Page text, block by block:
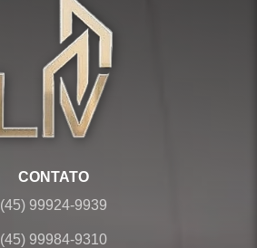
CONTATO
(45) 99924-9939
(45) 99984-9310